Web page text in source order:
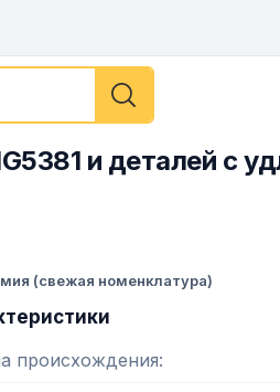
и деталей с
(свежая номенклатура)
происхождения